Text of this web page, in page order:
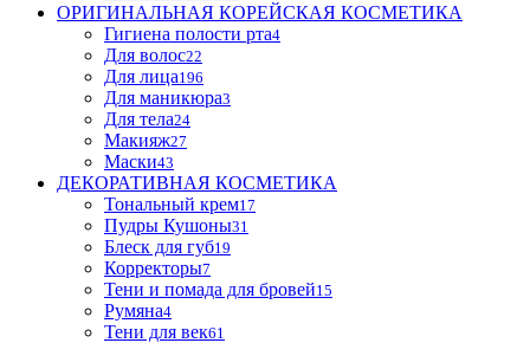
ОРИГИНАЛЬНАЯ КОРЕЙСКАЯ КОСМЕТИКА
Гигиена полости рта4
Для волос22
Для лица196
Для маникюра3
Для тела24
Макияж27
Маски43
ДЕКОРАТИВНАЯ КОСМЕТИКА
Тональный крем17
Пудры Кушоны31
Блеск для губ19
Корректоры7
Тени и помада для бровей15
Румяна4
Тени для век61